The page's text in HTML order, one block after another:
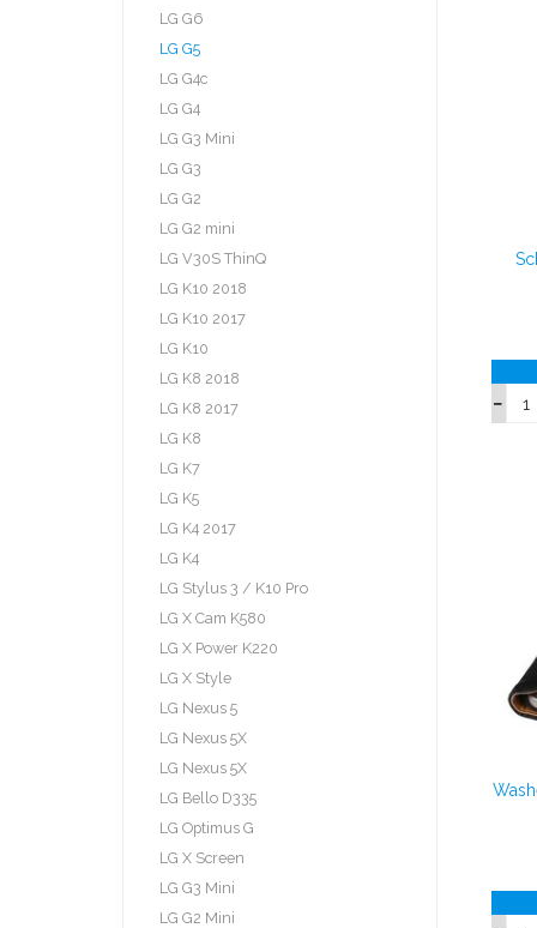
LG G6
LG G5
LG G4c
LG G4
LG G3 Mini
LG G3
LG G2
LG G2 mini
LG V30S ThinQ
LG K10 2018
LG K10 2017
LG K10
LG K8 2018
LG K8 2017
LG K8
LG K7
LG K5
LG K4 2017
LG K4
LG Stylus 3 / K10 Pro
LG X Cam K580
LG X Power K220
LG X Style
LG Nexus 5
LG Nexus 5X
LG Nexus 5X
LG Bello D335
LG Optimus G
LG X Screen
LG G3 Mini
LG G2 Mini